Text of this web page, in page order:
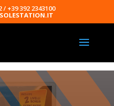
/ +39 392 2343100